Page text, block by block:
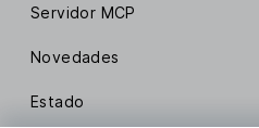
Servidor MCP
Novedades
Estado